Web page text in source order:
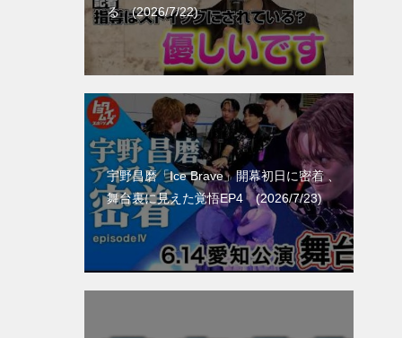
る (2026/7/22)
宇野昌磨「Ice Brave」開幕初日に密着 、
舞台裏に見えた覚悟EP4 (2026/7/23)